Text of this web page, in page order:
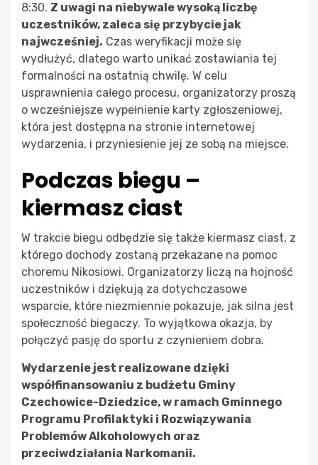
8:30. Z uwagi na niebywale wysoką liczbę
uczestników, zaleca się przybycie jak
najwcześniej. Czas weryfikacji może się
wydłużyć, dlatego warto unikać zostawiania tej
formalności na ostatnią chwilę. W celu
usprawnienia całego procesu, organizatorzy proszą
o wcześniejsze wypełnienie karty zgłoszeniowej,
która jest dostępna na stronie internetowej
wydarzenia, i przyniesienie jej ze sobą na miejsce.
Podczas biegu –
kiermasz ciast
W trakcie biegu odbędzie się także kiermasz ciast, z
którego dochody zostaną przekazane na pomoc
choremu Nikosiowi. Organizatorzy liczą na hojność
uczestników i dziękują za dotychczasowe
wsparcie, które niezmiennie pokazuje, jak silna jest
społeczność biegaczy. To wyjątkowa okazja, by
połączyć pasję do sportu z czynieniem dobra.
Wydarzenie jest realizowane dzięki
współfinansowaniu z budżetu Gminy
Czechowice-Dziedzice, w ramach Gminnego
Programu Profilaktyki i Rozwiązywania
Problemów Alkoholowych oraz
przeciwdziałania Narkomanii.